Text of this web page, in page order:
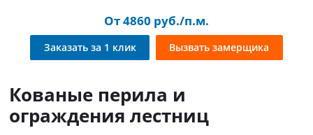
От 4860 руб./п.м.
Заказать за 1 клик Вызвать замерщика
Кованые перила и
ограждения лестниц